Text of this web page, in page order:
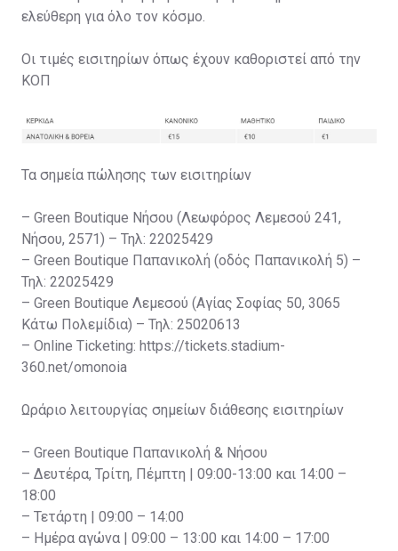
ελεύθερη για όλο τον κόσμο.
Οι τιμές εισιτηρίων όπως έχουν καθοριστεί από την
ΚΟΠ
Τα σημεία πώλησης των εισιτηρίων
– Green Boutique Νήσου (Λεωφόρος Λεμεσού 241,
Νήσου, 2571) – Τηλ: 22025429
– Green Boutique Παπανικολή (οδός Παπανικολή 5) –
Τηλ: 22025429
– Green Boutique Λεμεσού (Αγίας Σοφίας 50, 3065
Κάτω Πολεμίδια) – Τηλ: 25020613
– Online Ticketing: https://tickets.stadium-
360.net/omonoia
Ωράριο λειτουργίας σημείων διάθεσης εισιτηρίων
– Green Boutique Παπανικολή & Νήσου
– Δευτέρα, Τρίτη, Πέμπτη | 09:00-13:00 και 14:00 –
18:00
– Τετάρτη | 09:00 – 14:00
– Ημέρα αγώνα | 09:00 – 13:00 και 14:00 – 17:00